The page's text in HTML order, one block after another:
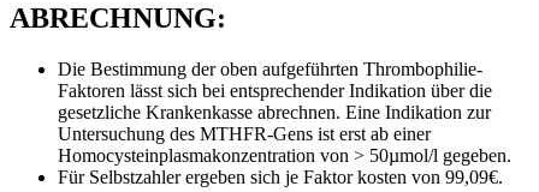
ABRECHNUNG:
Die Bestimmung der oben aufgeführten Thrombophilie-
Faktoren lässt sich bei entsprechender Indikation über die
gesetzliche Krankenkasse abrechnen. Eine Indikation zur
Untersuchung des MTHFR-Gens ist erst ab einer
Homocysteinplasmakonzentration von > 50µmol/l gegeben.
Für Selbstzahler ergeben sich je Faktor kosten von 99,09€.